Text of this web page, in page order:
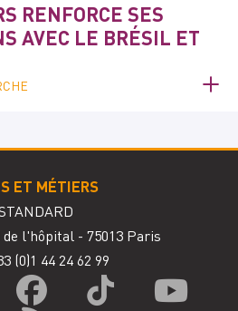
RENFORCE SES
AVEC LE BRÉSIL ET
ET MÉTIERS
de l'hôpital - 75013 Paris
(0)1 44 24 62 99